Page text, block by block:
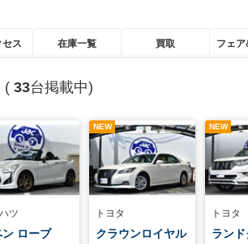
ス 在庫一覧 買取 フェア
( 33台掲載中)
ツ
ン ローブ
NEW
トヨタ
クラウンロイヤル
NEW
トヨタ
ラン